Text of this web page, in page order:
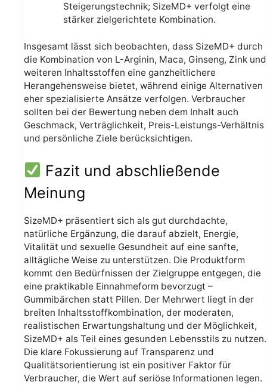
Steigerungstechnik; SizeMD+ verfolgt eine
stärker zielgerichtete Kombination.
Insgesamt lässt sich beobachten, dass SizeMD+ durch
die Kombination von L-Arginin, Maca, Ginseng, Zink und
weiteren Inhaltsstoffen eine ganzheitlichere
Herangehensweise bietet, während einige Alternativen
eher spezialisierte Ansätze verfolgen. Verbraucher
sollten bei der Bewertung neben dem Inhalt auch
Geschmack, Verträglichkeit, Preis-Leistungs-Verhältnis
und persönliche Ziele berücksichtigen.
Fazit und abschließende
Meinung
SizeMD+ präsentiert sich als gut durchdachte,
natürliche Ergänzung, die darauf abzielt, Energie,
Vitalität und sexuelle Gesundheit auf eine sanfte,
alltägliche Weise zu unterstützen. Die Produktform
kommt den Bedürfnissen der Zielgruppe entgegen, die
eine praktikable Einnahmeform bevorzugt –
Gummibärchen statt Pillen. Der Mehrwert liegt in der
breiten Inhaltsstoffkombination, der moderaten,
realistischen Erwartungshaltung und der Möglichkeit,
SizeMD+ als Teil eines gesunden Lebensstils zu nutzen.
Die klare Fokussierung auf Transparenz und
Qualitätsorientierung ist ein positiver Faktor für
Verbraucher, die Wert auf seriöse Informationen legen.